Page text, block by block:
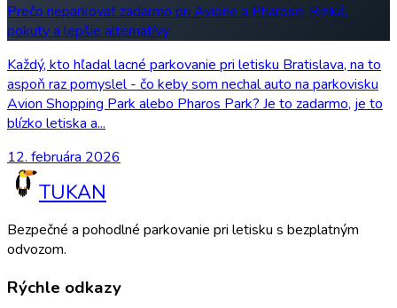
Prečo neparkovať zadarmo pri Avione a Pharose: Riziká,
pokuty a lepšie alternatívy
Každý, kto hľadal lacné parkovanie pri letisku Bratislava, na to
aspoň raz pomyslel - čo keby som nechal auto na parkovisku
Avion Shopping Park alebo Pharos Park? Je to zadarmo, je to
blízko letiska a...
12. februára 2026
TUKAN
Bezpečné a pohodlné parkovanie pri letisku s bezplatným
odvozom.
Rýchle odkazy